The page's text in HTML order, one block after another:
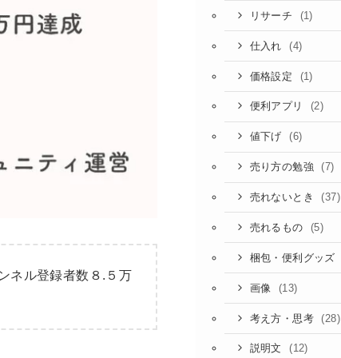
ネル登録者数８.５万
リサーチ (1)
仕入れ (4)
価格設定 (1)
便利アプリ (2)
値下げ (6)
売り方の勉強 (7)
売れないとき (37)
売れるもの (5)
梱包・便利グッズ
画像 (13)
考え方・思考 (28)
説明文 (12)